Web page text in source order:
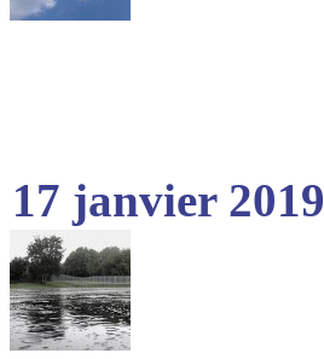
17 janvier 2019